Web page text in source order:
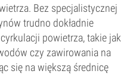
Bez specjalistycznej
trudno dokładnie
powietrza, takie jak
czy zawirowania na
się na większą średnicę